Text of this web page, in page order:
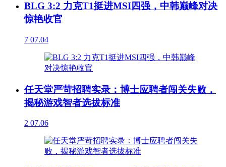
BLG 3:2 力克T1挺进MSI四强，中韩巅峰对决
惊艳收官
7 07.04
任天堂严苛招聘实录：博士应聘者闯关失败，
揭秘游戏智者选拔标准
2 07.06